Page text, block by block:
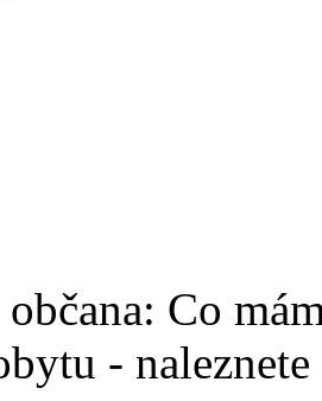
Co
- naleznete